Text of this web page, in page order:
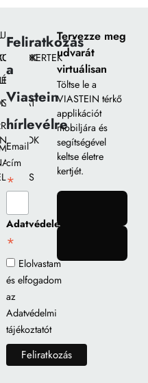
Feliratkozás
a
Viastein
hírlevélre
Email
cím
*
Adatvédelem
*
Elolvastam
és elfogadom
az
Adatvédelmi
tájékoztatót
Tervezze meg
udvarát
virtuálisan
Töltse le a
VIASTEIN térkő
applikációt
mobiljára és
segítségével
keltse életre
kertjét.